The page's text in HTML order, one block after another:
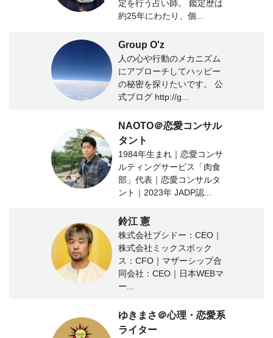
定を行う占い師。 鑑定歴は
約25年にわたり、個...
Group O'z
人の心や行動のメカニズム
にアプローチしてハッピー
の秘密を探りたいです。 公
式ブログ http://g...
NAOTO＠恋愛コンサル
タント
1984年生まれ｜恋愛コンサ
ルティングサービス「肉食
部」代表｜恋愛コンサルタ
ント｜2023年 JADP認...
鈴江 憲
株式会社ブシドー：CEO｜
株式会社ミックスボック
ス：CFO｜マザーシップ合
同会社：CEO｜日本WEBマ
ー...
ゆきまさ＠心理・恋愛系
ライター